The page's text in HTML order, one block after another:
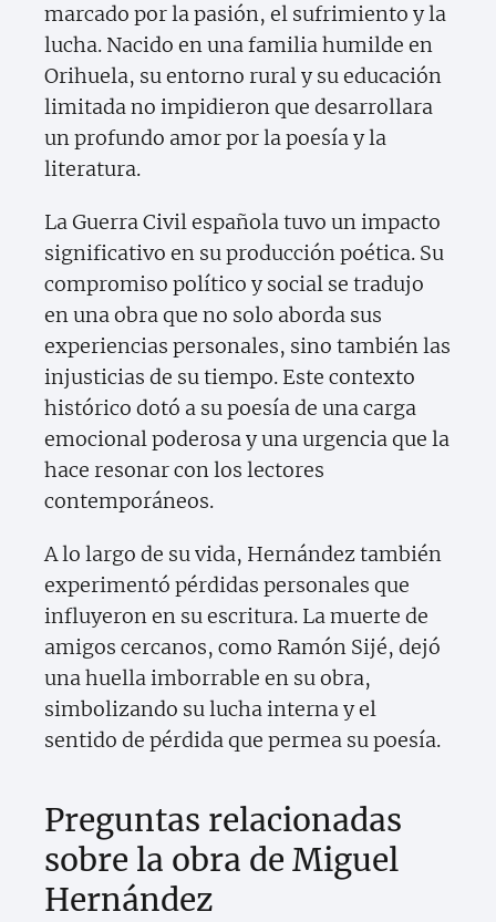
marcado por la pasión, el sufrimiento y la
lucha. Nacido en una familia humilde en
Orihuela, su entorno rural y su educación
limitada no impidieron que desarrollara
un profundo amor por la poesía y la
literatura.
La Guerra Civil española tuvo un impacto
significativo en su producción poética. Su
compromiso político y social se tradujo
en una obra que no solo aborda sus
experiencias personales, sino también las
injusticias de su tiempo. Este contexto
histórico dotó a su poesía de una carga
emocional poderosa y una urgencia que la
hace resonar con los lectores
contemporáneos.
A lo largo de su vida, Hernández también
experimentó pérdidas personales que
influyeron en su escritura. La muerte de
amigos cercanos, como Ramón Sijé, dejó
una huella imborrable en su obra,
simbolizando su lucha interna y el
sentido de pérdida que permea su poesía.
Preguntas relacionadas
sobre la obra de Miguel
Hernández